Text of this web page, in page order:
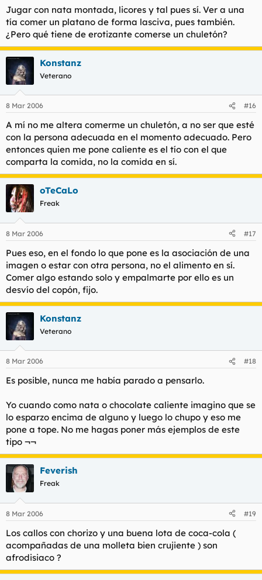
Jugar con nata montada, licores y tal pues sí. Ver a una
tía comer un platano de forma lasciva, pues también.
¿Pero qué tiene de erotizante comerse un chuletón?
Konstanz
Veterano
8 Mar 2006 #16
A mí no me altera comerme un chuletón, a no ser que esté
con la persona adecuada en el momento adecuado. Pero
entonces quien me pone caliente es el tío con el que
comparta la comida, no la comida en sí.
oTeCaLo
Freak
8 Mar 2006 #17
Pues eso, en el fondo lo que pone es la asociación de una
imagen o estar con otra persona, no el alimento en sí.
Comer algo estando solo y empalmarte por ello es un
desvío del copón, fijo.
Konstanz
Veterano
8 Mar 2006 #18
Es posible, nunca me había parado a pensarlo.
Yo cuando como nata o chocolate caliente imagino que se
lo esparzo encima de alguno y luego lo chupo y eso me
pone a tope. No me hagas poner más ejemplos de este
tipo ¬¬
Feverish
Freak
8 Mar 2006 #19
Los callos con chorizo y una buena lota de coca-cola (
acompañadas de una molleta bien crujiente ) son
afrodisiaco ?